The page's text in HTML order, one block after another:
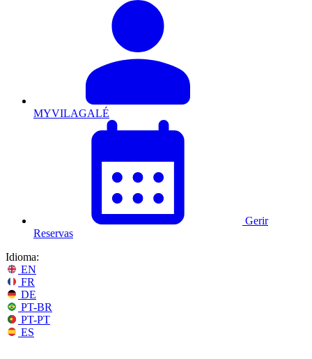
MYVILAGALÉ
Gerir
Reservas
Idioma:
EN
FR
DE
PT-BR
PT-PT
ES